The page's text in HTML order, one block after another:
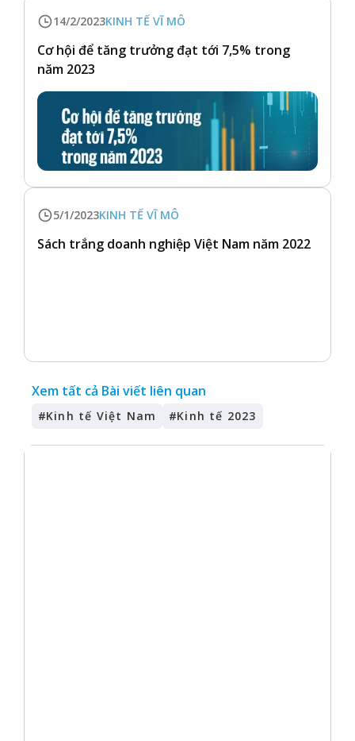
14/2/2023KINH TẾ VĨ MÔ
Cơ hội để tăng trưởng đạt tới 7,5% trong
năm 2023
5/1/2023KINH TẾ VĨ MÔ
Sách trắng doanh nghiệp Việt Nam năm 2022
Xem tất cả Bài viết liên quan
#Kinh tế Việt Nam #Kinh tế 2023